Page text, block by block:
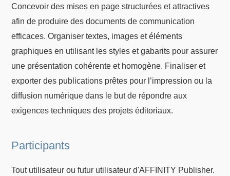
Concevoir des mises en page structurées et attractives
afin de produire des documents de communication
efficaces. Organiser textes, images et éléments
graphiques en utilisant les styles et gabarits pour assurer
une présentation cohérente et homogène. Finaliser et
exporter des publications prêtes pour l’impression ou la
diffusion numérique dans le but de répondre aux
exigences techniques des projets éditoriaux.
Participants
Tout utilisateur ou futur utilisateur d'AFFINITY Publisher.